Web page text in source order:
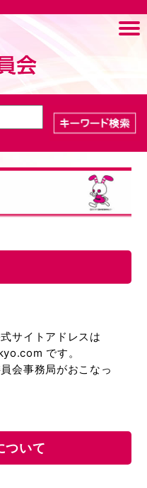
サイトアドレスは
です。
会事務局がおこなっ
ついて